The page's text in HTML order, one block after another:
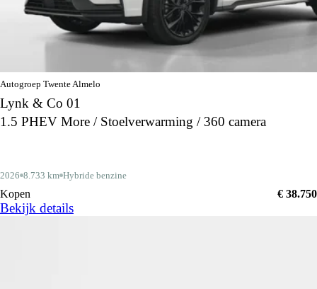
Autogroep Twente Almelo
Lynk & Co 01
1.5 PHEV More / Stoelverwarming / 360 camera
2026 8.733 km Hybride benzine
Kopen € 38.750
Bekijk details